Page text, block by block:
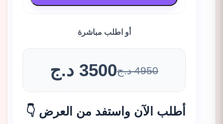
أو اطلب مباشرة
4950 د.ج 3500 د.ج
أطلب الآن واستفد من العرض 👇